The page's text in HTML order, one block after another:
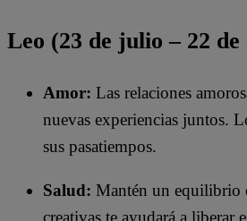
Leo (23 de julio – 22 de
Amor: Las relaciones
nuevas experiencias juntos.
sus pasatiempos.
Salud: Mantén un equilibrio
creativas te ayudará a liberar